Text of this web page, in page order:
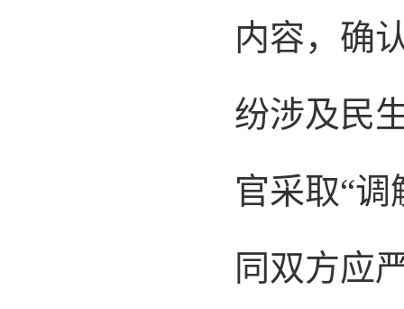
内容，确
纷涉及民
官采取“
同双方应